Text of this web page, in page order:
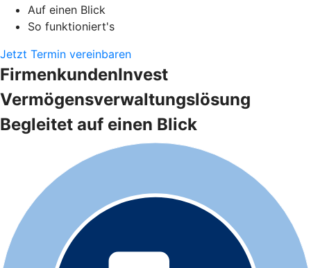
Auf einen Blick
So funktioniert's
Jetzt Termin vereinbaren
FirmenkundenInvest
Vermögensverwaltungslösung
Begleitet auf einen Blick